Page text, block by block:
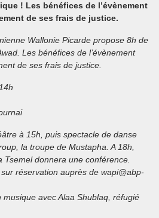
! Les bénéfices de l’évènement
de ses frais de justice.
Wallonie Picarde propose 8h de
Les bénéfices de l’évènement
de ses frais de justice.
à 15h, puis spectacle de danse
la troupe de Mustapha. A 18h,
Tsemel donnera une conférence.
réservation auprès de wapi@abp-
avec Alaa Shublaq, réfugié